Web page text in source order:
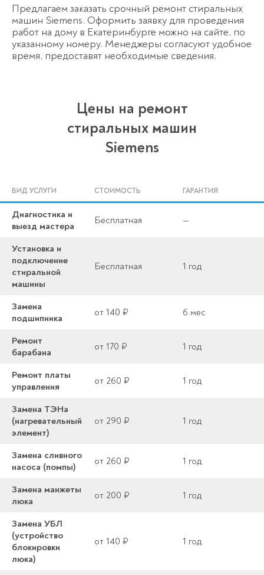
Предлагаем заказать срочный ремонт стиральных
машин Siemens. Оформить заявку для проведения
работ на дому в Екатеринбурге можно на сайте, по
указанному номеру. Менеджеры согласуют удобное
время, предоставят необходимые сведения.
Цены на ремонт
стиральных машин
Siemens
ВИД УСЛУГИ СТОИМОСТЬ ГАРАНТИЯ
Диагностика и
выезд мастера
Бесплатная —
Установка и
подключение
стиральной
машины
Бесплатная 1 год
Замена
подшипника
от 140 ₽ 6 мес
Ремонт
барабана
от 170 ₽ 1 год
Ремонт платы
управления
от 260 ₽ 1 год
Замена ТЭНа
(нагревательный
элемент)
от 290 ₽ 1 год
Замена сливного
насоса (помпы)
от 260 ₽ 1 год
Замена манжеты
люка
от 200 ₽ 1 год
Замена УБЛ
(устройство
блокировки
люка)
от 140 ₽ 1 год